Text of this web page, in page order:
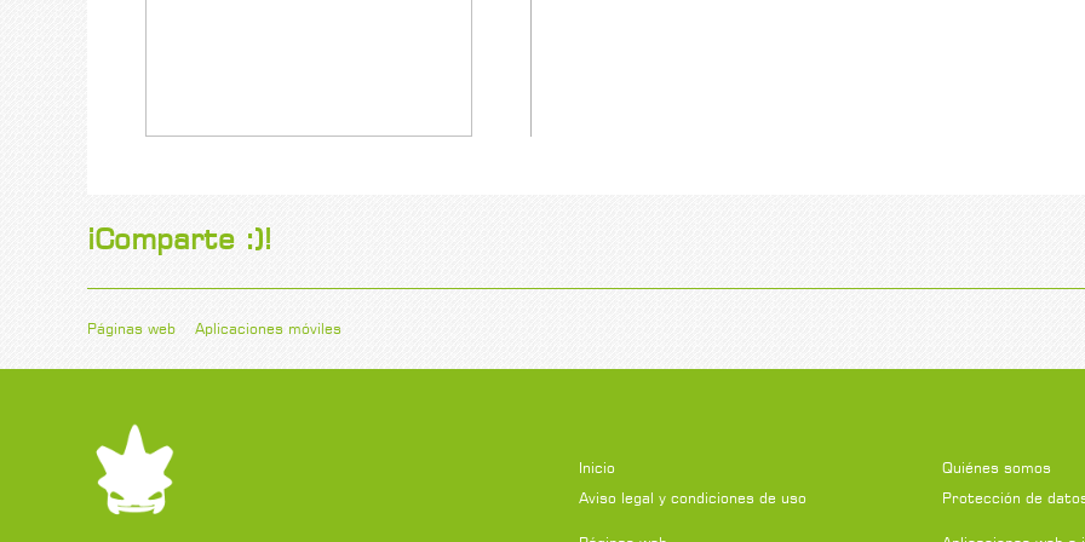
¡Comparte :)!
Páginas web Aplicaciones móviles
Inicio
Quiénes somos
Aviso legal y condiciones de uso
Protección de